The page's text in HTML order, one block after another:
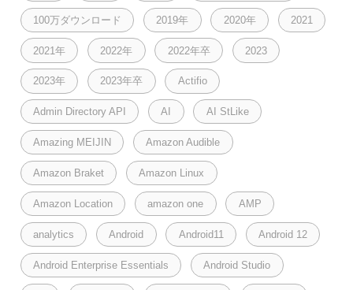
100万ダウンロード 2019年 2020年 2021
2021年 2022年 2022年卒 2023
2023年 2023年卒 Actifio
Admin Directory API AI AI StLike
Amazing MEIJIN Amazon Audible
Amazon Braket Amazon Linux
Amazon Location amazon one AMP
analytics Android Android11 Android 12
Android Enterprise Essentials Android Studio